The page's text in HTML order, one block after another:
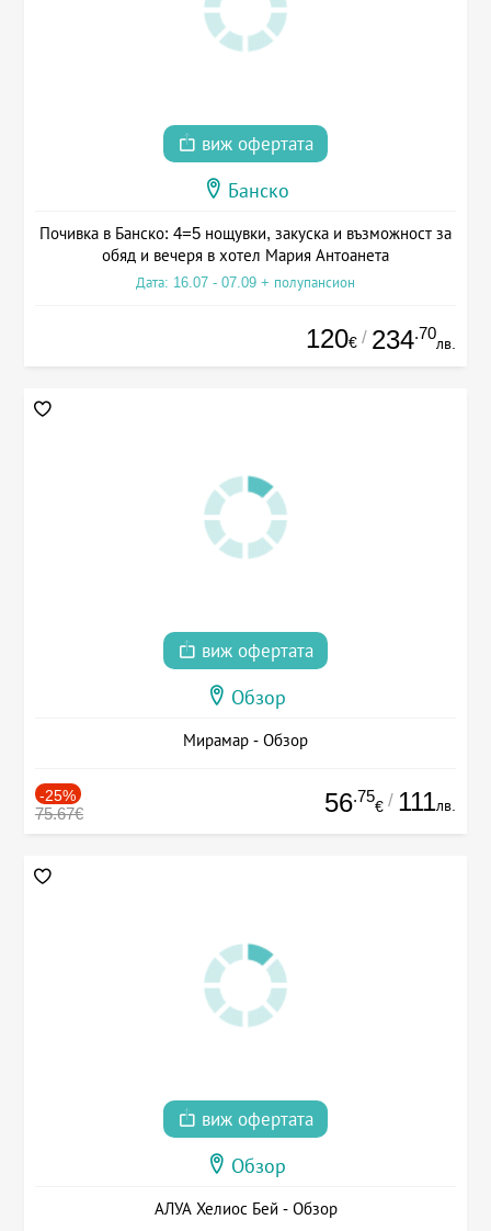
виж офертата
Банско
Почивка в Банско: 4=5 нощувки, закуска и възможност за
обяд и вечеря в хотел Мария Антоанета
Дата: 16.07 - 07.09 + полупансион
120€ / 234.70
лв.
виж офертата
Обзор
Мирамар - Обзор
-25%
75.67€ 56.75
€ / 111лв.
виж офертата
Обзор
АЛУА Хелиос Бей - Обзор